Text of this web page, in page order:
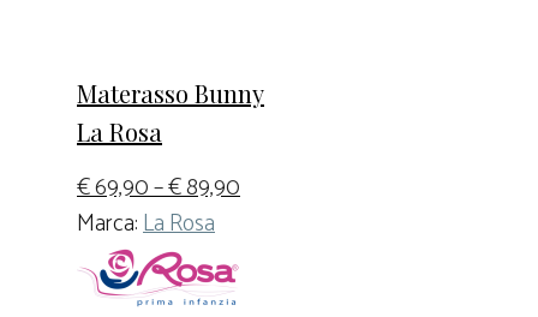
Materasso Bunny
La Rosa
€69,90–€89,90
Marca:La Rosa